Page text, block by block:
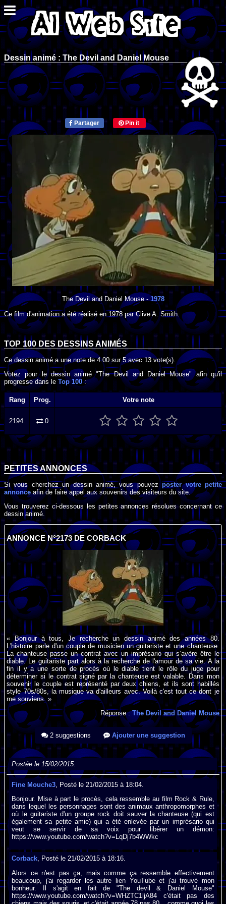
Dessin animé : The Devil and Daniel Mouse
Partager Pin it
The Devil and Daniel Mouse- 1978
Ce film d'animation a été réalisé en 1978 parClive A. Smith.
TOP 100 DES DESSINS ANIMÉS
Ce dessin animé a une note de4.00 sur5 avec13vote(s).
Votez pour le dessin animé "The Devil and Daniel Mouse" afin qu'il
progresse dans le Top 100:
Rang Prog. Votre note
2194. 0
PETITES ANNONCES
Si vous cherchez un dessin animé, vous pouvezposter votre petite
annonceafin de faire appel aux souvenirs des visiteurs du site.
Vous trouverez ci-dessous les petites annonces résolues concernant ce
dessin animé.
ANNONCE N°2173 DE CORBACK
« Bonjour à tous, Je recherche un dessin animé des années 80.
L'histoire parle d'un couple de musicien un guitariste et une chanteuse.
La chanteuse passe un contrat avec un imprésario qui s’avère être le
diable. Le guitariste part alors à la recherche de l'amour de sa vie. A la
fin il y a une sorte de procès où le diable tient le rôle du juge pour
déterminer si le contrat signé par la chanteuse est valable. Dans mon
souvenir le couple est représenté par deux chiens, et ils sont habillés
style 70s/80s, la musique va d'ailleurs avec. Voilà c'est tout ce dont je
me souviens. »
Réponse :The Devil and Daniel Mouse
2 suggestions Ajouter une suggestion
Postée le 15/02/2015.
Fine Mouche3 , Posté le 21/02/2015 à 18:04.
Bonjour. Mise à part le procès, cela ressemble au film Rock & Rule,
dans lequel les personnages sont des animaux anthropomorphes et
où le guitariste d'un groupe rock doit sauver la chanteuse (qui est
également sa petite amie) qui a été enlevée par un imprésario qui
veut se servir de sa voix pour libérer un démon:
https://www.youtube.com/watch?v=LqDj7b4WWkc
Corback, Posté le 21/02/2015 à 18:16.
Alors ce n'est pas ça, mais comme ça ressemble effectivement
beaucoup, j'ai regarder les autre lien YouTube et j'ai trouvé mon
bonheur. Il s'agit en fait de "The devil & Daniel Mouse"
https://www.youtube.com/watch?v=WHZTC1ljA84 c'était pas des